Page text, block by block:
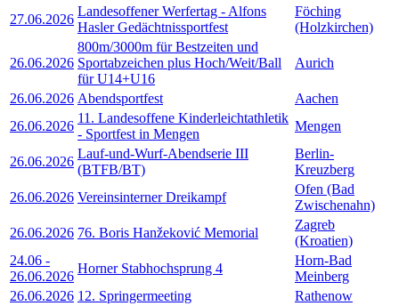
27.06.2026
Landesoffener Werfertag - Alfons
Hasler Gedächtnissportfest
Föching
(Holzkirchen)
26.06.2026
800m/3000m für Bestzeiten und
Sportabzeichen plus Hoch/Weit/Ball
für U14+U16
Aurich
26.06.2026 Abendsportfest
Aachen
26.06.2026
11. Landesoffene Kinderleichtathletik
- Sportfest in Mengen
Mengen
26.06.2026
Lauf-und-Wurf-Abendserie III
(BTFB/BT)
Berlin-
Kreuzberg
26.06.2026 Vereinsinterner Dreikampf
Ofen (Bad
Zwischenahn)
26.06.2026 76. Boris Hanžeković Memorial
Zagreb
(Kroatien)
24.06 -
26.06.2026
Horner Stabhochsprung 4
Horn-Bad
Meinberg
26.06.2026 12. Springermeeting
Rathenow